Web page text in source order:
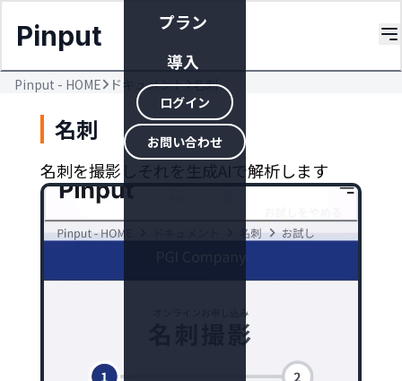
Pinput
プラン
導入
ログイン
お問い合わせ
Pinput - HOME ドキュメント 名刺
名刺
名刺を撮影しそれを生成AIで解析します